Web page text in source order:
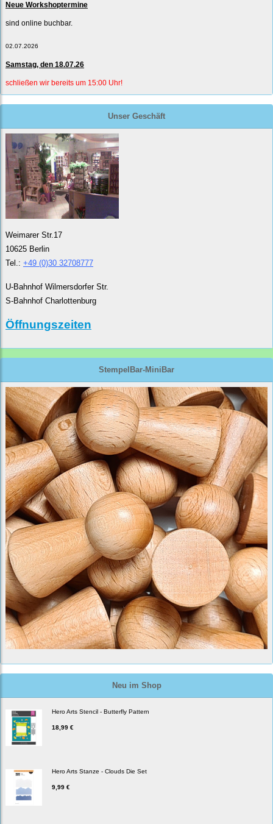
Neue Workshoptermine
sind online buchbar.
02.07.2026
Samstag, den 18.07.26
schließen wir bereits um 15:00 Uhr!
Unser Geschäft
Weimarer Str.17
10625 Berlin
Tel.: +49 (0)30 32708777
U-Bahnhof Wilmersdorfer Str.
S-Bahnhof Charlottenburg
Öffnungszeiten
StempelBar-MiniBar
Neu im Shop
Hero Arts Stencil - Butterfly Pattern
18,99 €
Hero Arts Stanze - Clouds Die Set
9,99 €